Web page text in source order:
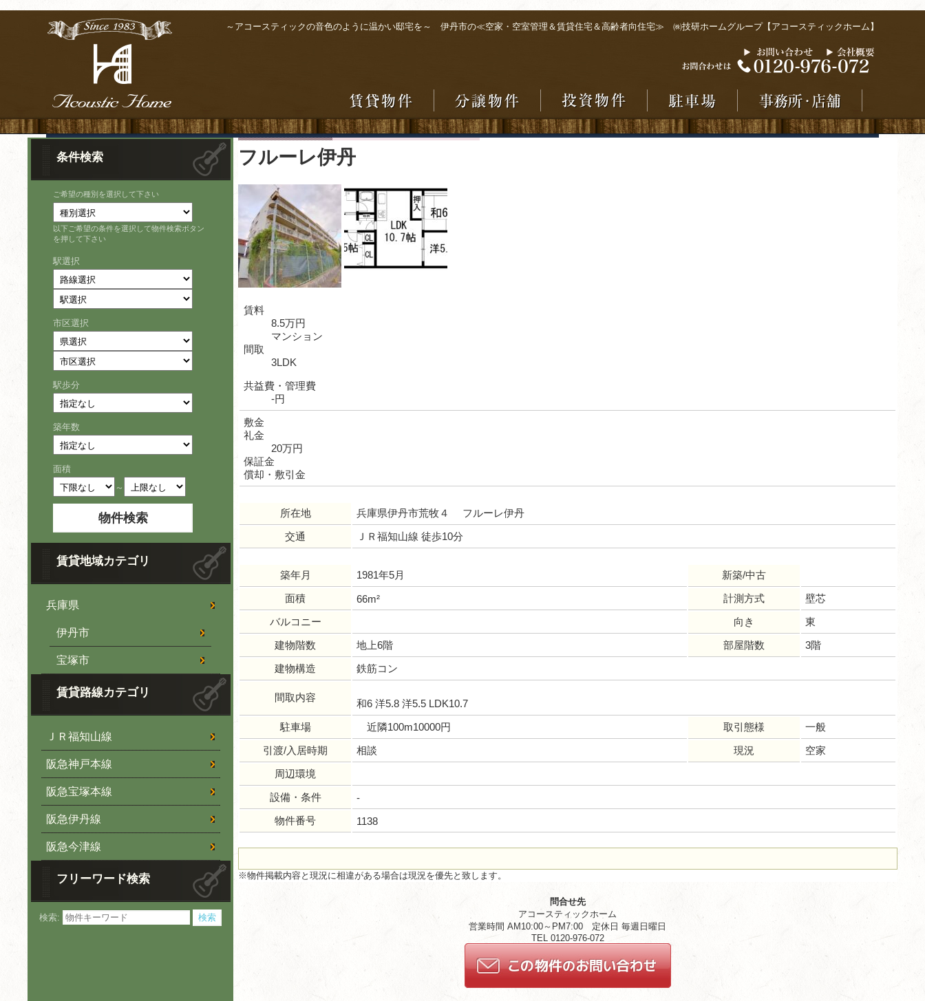
～アコースティックの音色のように温かい邸宅を～ 伊丹市の≪空家・空室管理＆賃貸住宅＆高齢者向住宅≫ ㈱技研ホームグループ【アコースティックホーム】
条件検索
ご希望の種別を選択して下さい
以下ご希望の条件を選択して物件検索ボタン
を押して下さい
駅選択
市区選択
駅歩分
築年数
面積
～
賃貸地域カテゴリ
兵庫県
伊丹市
宝塚市
賃貸路線カテゴリ
ＪＲ福知山線
阪急神戸本線
阪急宝塚本線
阪急伊丹線
阪急今津線
フリーワード検索
検索:
フルーレ伊丹
賃料
8.5万円
マンション
間取
3LDK
共益費・管理費
-円
敷金
礼金
20万円
保証金
償却・敷引金
所在地
兵庫県伊丹市荒牧４ フルーレ伊丹
交通
ＪＲ福知山線 徒歩10分
築年月 1981年5月
新築/中古
面積
66m² 計測方式
壁芯
バルコニー
向き
東
建物階数
地上6階 部屋階数
3階
建物構造
鉄筋コン
間取内容
和6 洋5.8 洋5.5 LDK10.7
駐車場
近隣100m10000円 取引態様
一般
引渡/入居時期
相談 現況
空家
周辺環境
設備・条件
-
物件番号
1138
※物件掲載内容と現況に相違がある場合は現況を優先と致します。
問合せ先
アコースティックホーム
営業時間 AM10:00～PM7:00 定休日 毎週日曜日
TEL 0120-976-072